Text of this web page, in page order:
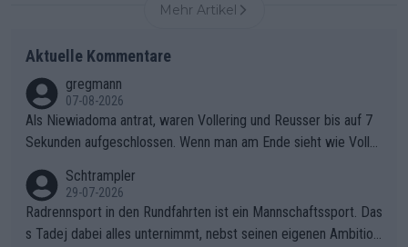
Mehr Artikel
Aktuelle Kommentare
gregmann
07-08-2026
Als Niewiadoma antrat, waren Vollering und Reusser bis auf 7
Sekunden aufgeschlossen. Wenn man am Ende sieht wie Voller
ering die 7 Sekunden zu Niewiadoma nicht geschlossen hat un
d den Abstand hat anwachsen lassen. Ein schwerer taktischer
Fehler, der den Tour Sieg kosten wird.Diese Beobachtung trifft
Schtrampler
29-07-2026
Radrennsport in den Rundfahrten ist ein Mannschaftssport. Das
s Tadej dabei alles unternimmt, nebst seinen eigenen Ambition